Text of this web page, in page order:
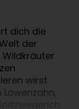
dich die
der
wirst